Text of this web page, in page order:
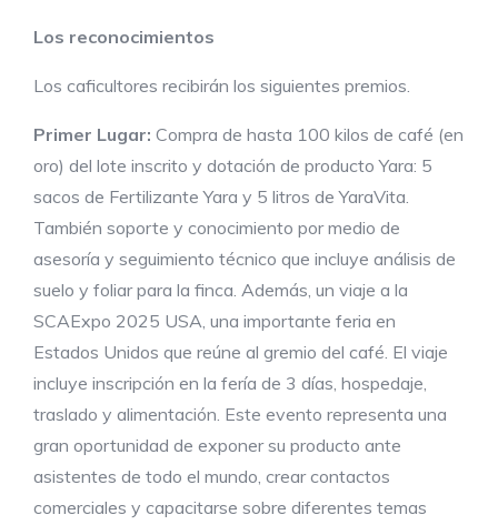
Los reconocimientos
Los caficultores recibirán los siguientes premios.
Primer Lugar: Compra de hasta 100 kilos de café (en
oro) del lote inscrito y dotación de producto Yara: 5
sacos de Fertilizante Yara y 5 litros de YaraVita.
También soporte y conocimiento por medio de
asesoría y seguimiento técnico que incluye análisis de
suelo y foliar para la finca. Además, un viaje a la
SCAExpo 2025 USA, una importante feria en
Estados Unidos que reúne al gremio del café. El viaje
incluye inscripción en la fería de 3 días, hospedaje,
traslado y alimentación. Este evento representa una
gran oportunidad de exponer su producto ante
asistentes de todo el mundo, crear contactos
comerciales y capacitarse sobre diferentes temas